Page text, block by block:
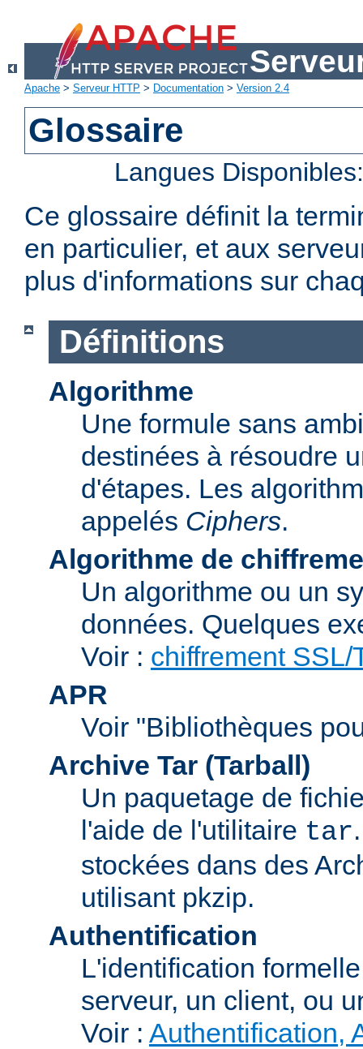
Apache > Serveur HTTP > Documentation > Version 2.4
Glossaire
Langues
Ce glossaire définit la
en particulier, et aux
plus d'informations sur
Définitions
Algorithme
Une formule sans
destinées à résoudre
d'étapes. Les
appelés Ciphers.
Algorithme de
Un algorithme ou un
données. Quelques
Voir : chiffrement SSL/
APR
Voir "Bibliothèques
Archive Tar (Tarball)
Un paquetage de
l'aide de l'utilitaire tar
stockées dans des
utilisant pkzip.
Authentification
L'identification
serveur, un client, ou
Voir : Authentification,